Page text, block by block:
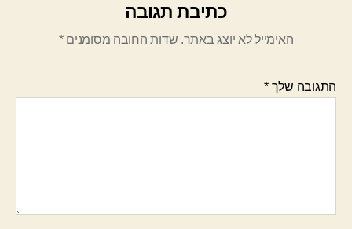
כתיבת תגובה
האימייל לא יוצג באתר. שדות החובה מסומנים*
התגובה שלך*